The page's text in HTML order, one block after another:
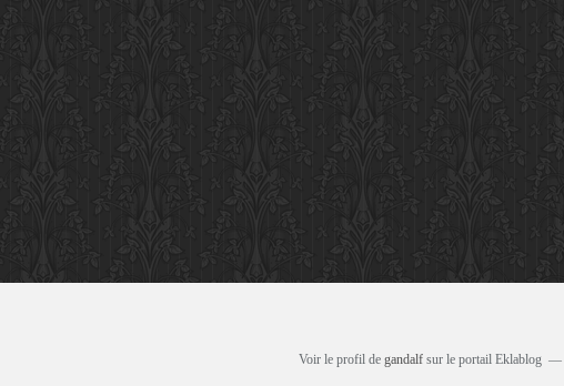
Voir le profil de gandalf sur le portail Eklablog